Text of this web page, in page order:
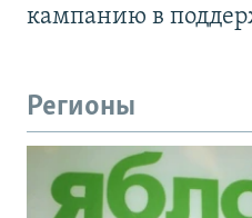
кампанию в
Регионы